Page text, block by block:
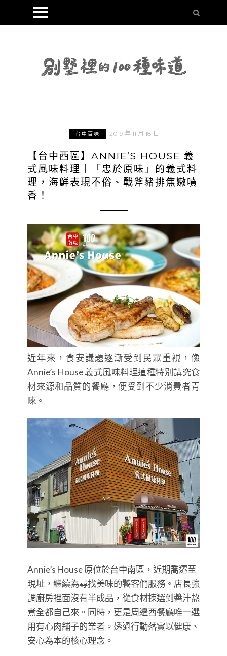
台中百味 2019 年 11 月 18 日
【台中西區】ANNIE’S HOUSE 義
式風味料理｜「忠於原味」的義式料
理，海鮮表現不俗、戰斧豬排焦嫩噴
香！
近年來，食安議題逐漸受到民眾重視，像
Annie’s House 義式風味料理這種特別講究食
材來源和品質的餐廳，便受到不少消費者青
睞。
Annie’s House 原位於台中南區，近期喬遷至
現址，繼續為尋找美味的饕客們服務。店長強
調廚房裡面沒有半成品，從食材揀選到醬汁熬
煮全都自己來。同時，更是周邊西餐廳唯一選
用有心肉舖子的業者。透過行動落實以健康、
安心為本的核心理念。